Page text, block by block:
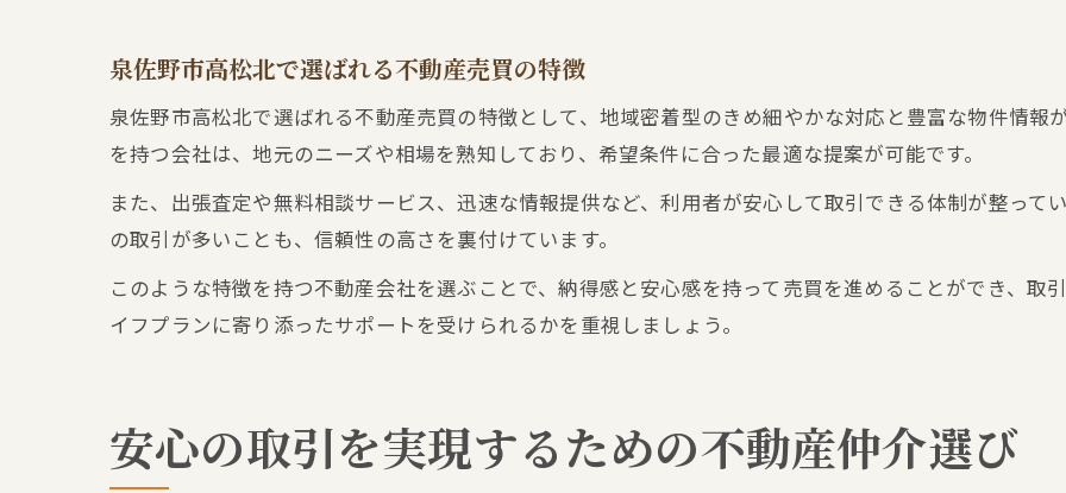
泉佐野市高松北で選ばれる不動産売買の特徴
泉佐野市高松北で選ばれる不動産売買の特徴として、地域密着型のきめ細やかな対応と豊富な物件情報
を持つ会社は、地元のニーズや相場を熟知しており、希望条件に合った最適な提案が可能です。
また、出張査定や無料相談サービス、迅速な情報提供など、利用者が安心して取引できる体制が整って
の取引が多いことも、信頼性の高さを裏付けています。
このような特徴を持つ不動産会社を選ぶことで、納得感と安心感を持って売買を進めることができ、取
イフプランに寄り添ったサポートを受けられるかを重視しましょう。
安心の取引を実現するための不動産仲介選び